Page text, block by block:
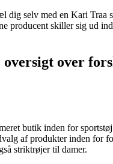
dig selv med en Kari Traa
producent skiller sig ud
oversigt over
butik inden for
af produkter inden for
striktrøjer til damer.